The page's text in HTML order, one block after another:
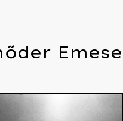
Emese